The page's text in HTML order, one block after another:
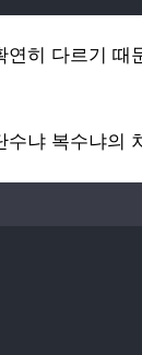
연히 다르기 때
수냐 복수냐의